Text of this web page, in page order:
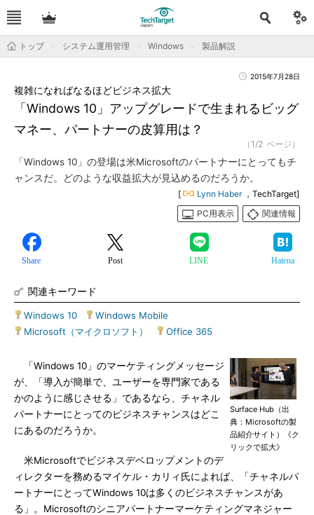
トップ システム運用管理 Windows 製品解説
2015年7月28日
「Windows 10」アップグレードで生まれるビッグ
マネー、パートナーの皮算用は？
複雑になればなるほどビジネス拡大
（1/2 ページ）
「Windows 10」の登場は米Microsoftのパートナーにとってもチ
ャンスだ。どのような収益拡大が見込めるのだろうか。
[ Lynn Haber ，TechTarget]
PC用表示
関連情報
Share Post LINE Hatena
関連キーワード
Windows 10 Windows Mobile
Microsoft（マイクロソフト）
Office 365
Surface Hub（出
典：Microsoftの製
品紹介サイト）《ク
リックで拡大》
「Windows 10」のマーケティングメッセージ
が、「導入が簡単で、ユーザーを専門家である
かのように感じさせる」であるなら、チャネル
パートナーにとってのビジネスチャンスはどこ
にあるのだろうか。
米Microsoftでビジネスデベロップメントのデ
ィレクターを務めるマイケル・カリィ氏によれば、「チャネルパ
ートナーにとってWindows 10は多くのビジネスチャンスがあ
る」。Microsoftのシニアパートナーマーケティングマネジャー